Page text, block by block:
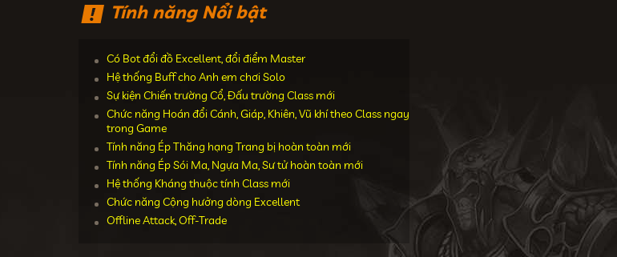
Tính năng Nổi bật
Có Bot đổi đồ Excellent, đổi điểm Master
Hệ thống Buff cho Anh em chơi Solo
Sự kiện Chiến trường Cổ, Đấu trường Class mới
Chức năng Hoán đổi Cánh, Giáp, Khiên, Vũ khí theo Class ngay
trong Game
Tính năng Ép Thăng hạng Trang bị hoàn toàn mới
Tính năng Ép Sói Ma, Ngựa Ma, Sư tử hoàn toàn mới
Hệ thống Kháng thuộc tính Class mới
Chức năng Cộng hưởng dòng Excellent
Offline Attack, Off-Trade